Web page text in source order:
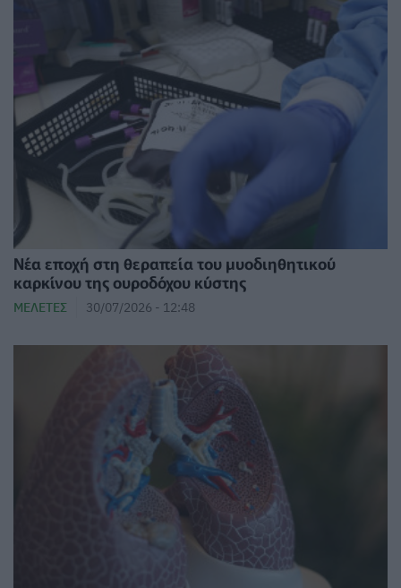
Νέα εποχή στη θεραπεία του μυοδιηθητικού
καρκίνου της ουροδόχου κύστης
ΜΕΛΈΤΕΣ 30/07/2026 - 12:48